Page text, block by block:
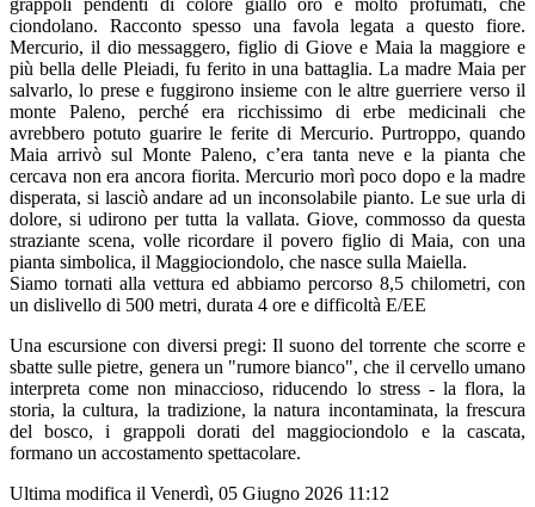
grappoli pendenti di colore giallo oro e molto profumati, che
ciondolano. Racconto spesso una favola legata a questo fiore.
Mercurio, il dio messaggero, figlio di Giove e Maia la maggiore e
più bella delle Pleiadi, fu ferito in una battaglia. La madre Maia per
salvarlo, lo prese e fuggirono insieme con le altre guerriere verso il
monte Paleno, perché era ricchissimo di erbe medicinali che
avrebbero potuto guarire le ferite di Mercurio. Purtroppo, quando
Maia arrivò sul Monte Paleno, c’era tanta neve e la pianta che
cercava non era ancora fiorita. Mercurio morì poco dopo e la madre
disperata, si lasciò andare ad un inconsolabile pianto. Le sue urla di
dolore, si udirono per tutta la vallata. Giove, commosso da questa
straziante scena, volle ricordare il povero figlio di Maia, con una
pianta simbolica, il Maggiociondolo, che nasce sulla Maiella.
Siamo tornati alla vettura ed abbiamo percorso 8,5 chilometri, con
un dislivello di 500 metri, durata 4 ore e difficoltà E/EE
Una escursione con diversi pregi: Il suono del torrente che scorre e
sbatte sulle pietre, genera un "rumore bianco", che il cervello umano
interpreta come non minaccioso, riducendo lo stress - la flora, la
storia, la cultura, la tradizione, la natura incontaminata, la frescura
del bosco, i grappoli dorati del maggiociondolo e la cascata,
formano un accostamento spettacolare.
Ultima modifica il Venerdì, 05 Giugno 2026 11:12